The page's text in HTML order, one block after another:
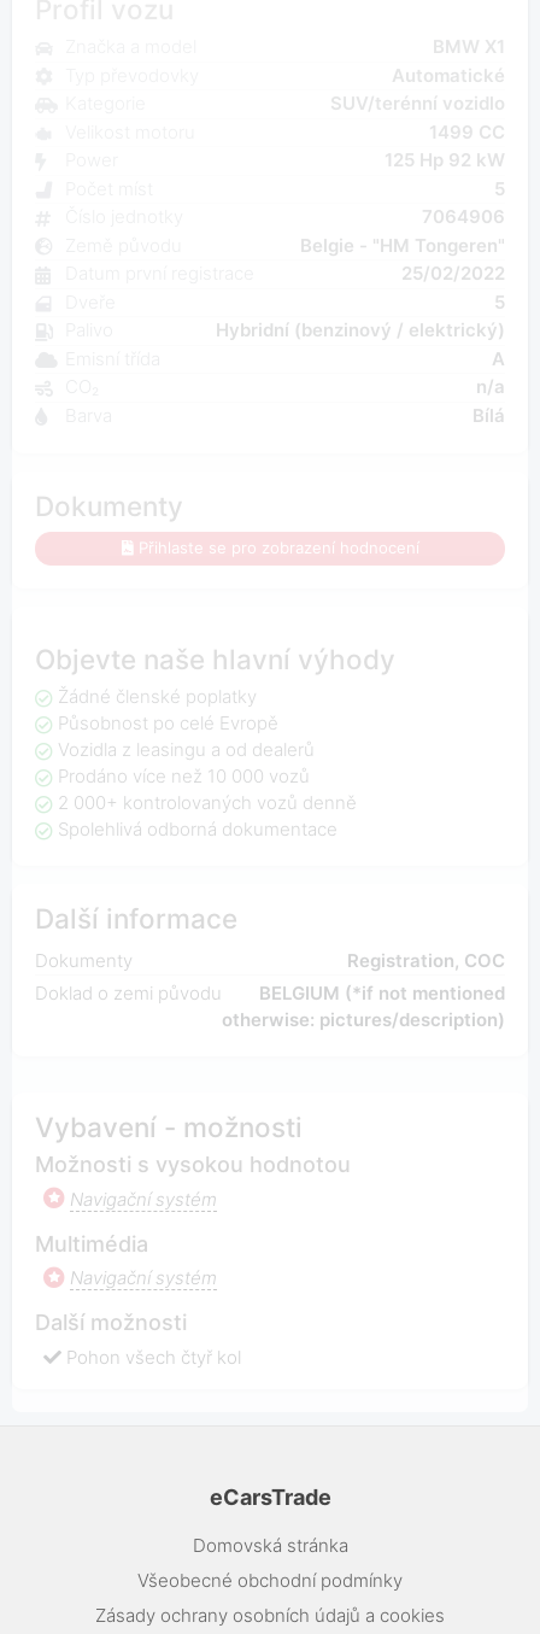
BMW X1
Automatické
SUV/terénní vozidlo
1499 CC
125 Hp 92 kW
5
7064906
Belgie - "HM Tongeren"
25/02/2022
5
Hybridní (benzinový / elektrický)
A
n/a
Bílá
Dokumenty
Přihlaste se pro zobrazení hodnocení
Objevte naše hlavní výhody
Žádné členské poplatky
Působnost po celé Evropě
Vozidla z leasingu a od dealerů
Prodáno více než 10 000 vozů
2 000+ kontrolovaných vozů denně
Spolehlivá odborná dokumentace
Další informace
Dokumenty
Registration, COC
Doklad o zemi původu
BELGIUM (*if not mentioned
otherwise: pictures/description)
Vybavení - možnosti
Možnosti s vysokou hodnotou
Navigační systém
Multimédia
Navigační systém
Další možnosti
Pohon všech čtyř kol
eCarsTrade
Domovská stránka
Všeobecné obchodní podmínky
Zásady ochrany osobních údajů a cookies